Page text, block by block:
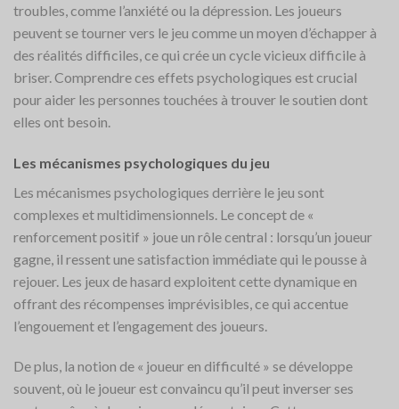
troubles, comme l’anxiété ou la dépression. Les joueurs
peuvent se tourner vers le jeu comme un moyen d’échapper à
des réalités difficiles, ce qui crée un cycle vicieux difficile à
briser. Comprendre ces effets psychologiques est crucial
pour aider les personnes touchées à trouver le soutien dont
elles ont besoin.
Les mécanismes psychologiques du jeu
Les mécanismes psychologiques derrière le jeu sont
complexes et multidimensionnels. Le concept de «
renforcement positif » joue un rôle central : lorsqu’un joueur
gagne, il ressent une satisfaction immédiate qui le pousse à
rejouer. Les jeux de hasard exploitent cette dynamique en
offrant des récompenses imprévisibles, ce qui accentue
l’engouement et l’engagement des joueurs.
De plus, la notion de « joueur en difficulté » se développe
souvent, où le joueur est convaincu qu’il peut inverser ses